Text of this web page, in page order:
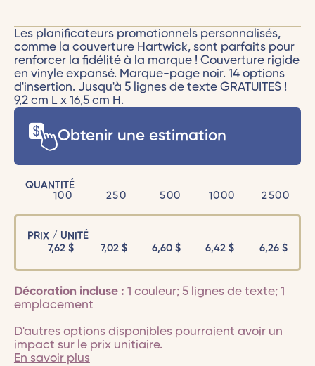
Les planificateurs promotionnels personnalisés,
comme la couverture Hartwick, sont parfaits pour
renforcer la fidélité à la marque ! Couverture rigide
en vinyle expansé. Marque-page noir. 14 options
d'insertion. Jusqu'à 5 lignes de texte GRATUITES !
9,2 cm L x 16,5 cm H.
Obtenir une estimation
QUANTITÉ
100
250 500 1000 2500
PRIX / UNITÉ
7,62 $ 7,02 $ 6,60$ 6,42$ 6,26$
Décoration incluse : 1 couleur; 5 lignes de texte; 1
emplacement
D'autres options disponibles pourraient avoir un
impact sur le prix unitiaire.
En savoir plus